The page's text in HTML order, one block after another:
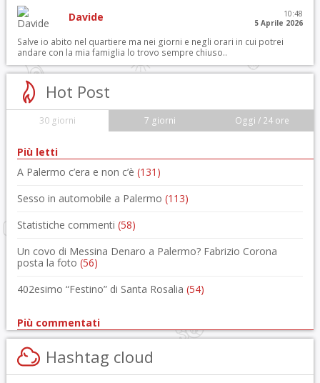
Davide
10:48
5 Aprile 2026
Salve io abito nel quartiere ma nei giorni e negli orari in cui potrei
andare con la mia famiglia lo trovo sempre chiuso..
Hot Post
30 giorni 7 giorni Oggi / 24 ore
Più letti
A Palermo c’era e non c’è (131)
Sesso in automobile a Palermo (113)
Statistiche commenti (58)
Un covo di Messina Denaro a Palermo? Fabrizio Corona
posta la foto (56)
402esimo “Festino” di Santa Rosalia (54)
Più commentati
Hashtag cloud